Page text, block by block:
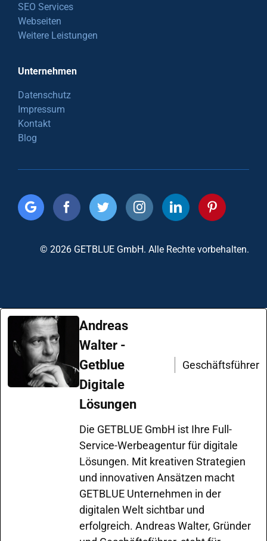
SEO Services
Webseiten
Weitere Leistungen
Unternehmen
Datenschutz
Impressum
Kontakt
Blog
© 2026 GETBLUE GmbH. Alle Rechte vorbehalten.
Andreas
Walter -
Getblue
Digitale
Lösungen
Geschäftsführer
Die GETBLUE GmbH ist Ihre Full-
Service-Werbeagentur für digitale
Lösungen. Mit kreativen Strategien
und innovativen Ansätzen macht
GETBLUE Unternehmen in der
digitalen Welt sichtbar und
erfolgreich. Andreas Walter, Gründer